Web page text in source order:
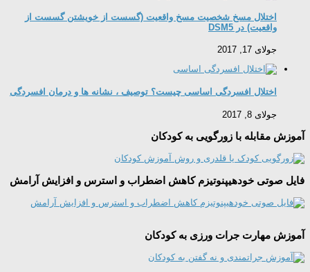
اختلال مسخ شخصیت مسخ واقعیت (گسست از خویشتن گسست از
واقعیت) در DSM5
جولای 17, 2017
اختلال افسردگی اساسی چیست؟ توصیف ، نشانه ها و درمان افسردگی
جولای 8, 2017
آموزش مقابله با زورگویی به کودکان
فایل صوتی خودهیپنوتیزم کاهش اضطراب و استرس و افزایش آرامش
آموزش مهارت جرات ورزی به کودکان